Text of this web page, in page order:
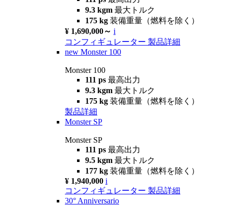
9.3 kgm 最大トルク
175 kg 装備重量（燃料を除く）
¥ 1,690,000～ i
コンフィギュレーター 製品詳細
new Monster 100
Monster 100
111 ps 最高出力
9.3 kgm 最大トルク
175 kg 装備重量（燃料を除く）
製品詳細
Monster SP
Monster SP
111 ps 最高出力
9.5 kgm 最大トルク
177 kg 装備重量（燃料を除く）
¥ 1,940,000 i
コンフィギュレーター 製品詳細
30° Anniversario